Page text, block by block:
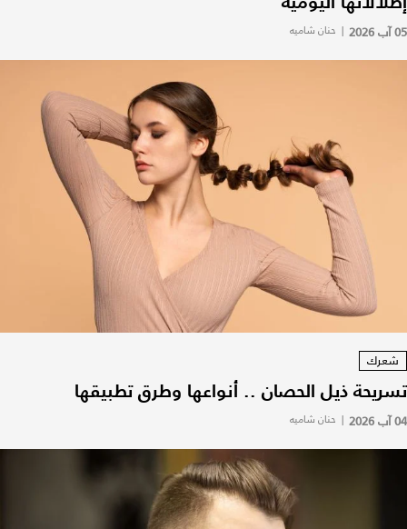
05 آب 2026 | حنان شاميه
شعرك
تسريحة ذيل الحصان .. أنواعها وطرق تطبيقها
04 آب 2026 | حنان شاميه